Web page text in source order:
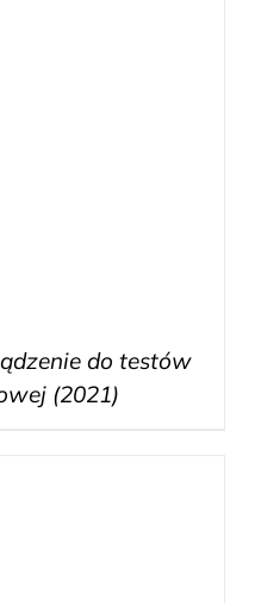
do testów
(2021)